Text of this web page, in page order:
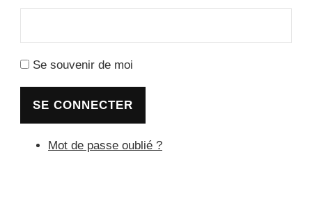
Se souvenir de moi
SE CONNECTER
Mot de passe oublié ?